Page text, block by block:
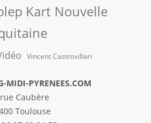
Kart Nouvelle
Vincent Castrovillari
MIDI-PYRENEES.COM
Caubère
Toulouse